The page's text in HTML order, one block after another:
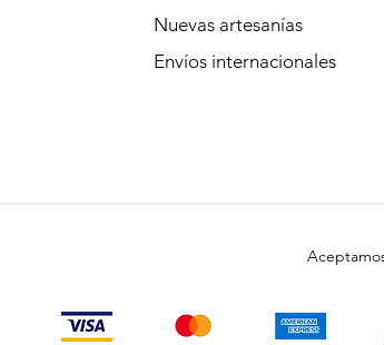
Nuevas artesanías
Envíos internacionales